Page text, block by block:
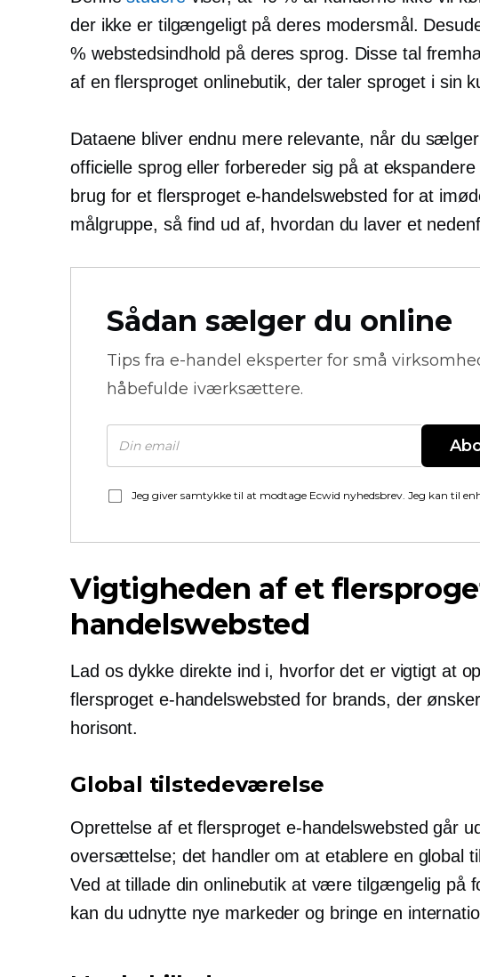
der ikke er tilgængeligt på deres modersmål.
% webstedsindhold på deres sprog. Disse tal
af ​​en flersproget onlinebutik, der taler sproget i sin
Dataene bliver endnu mere relevante, når du
officielle sprog eller forbereder sig på at
brug for et flersproget e-handelswebsted for at
målgruppe, så find ud af, hvordan du laver et
Sådan sælger du online
Tips fra e-handel eksperter for små
håbefulde iværksættere.
Jeg giver samtykke til at modtage Ecwid nyhedsbrev. Jeg kan til
Vigtigheden af ​​et
handelswebsted
Lad os dykke direkte ind i, hvorfor det er vigtigt at
flersproget e-handelswebsted for brands, der
horisont.
Global tilstedeværelse
Oprettelse af et flersproget e-handelswebsted går
oversættelse; det handler om at etablere en global
Ved at tillade din onlinebutik at være tilgængelig på
kan du udnytte nye markeder og bringe en